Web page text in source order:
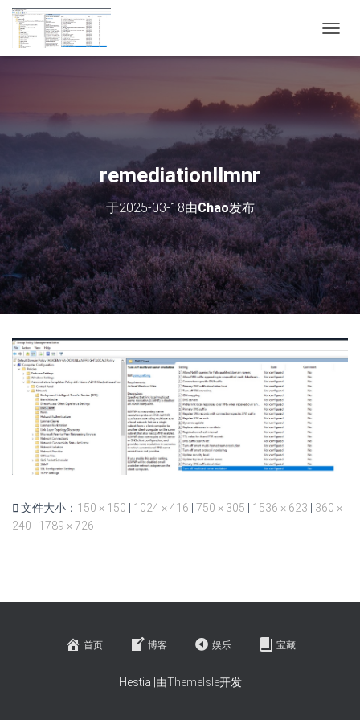
换
remediationllmnr
于2025-03-18由Chao发布
文件大小： 150 × 150 1024 × 416 750 × 305 1536 × 623
360 ×
240
1789 × 726
首页 博客 娱乐 宝藏
Hestia |由ThemeIsle开发